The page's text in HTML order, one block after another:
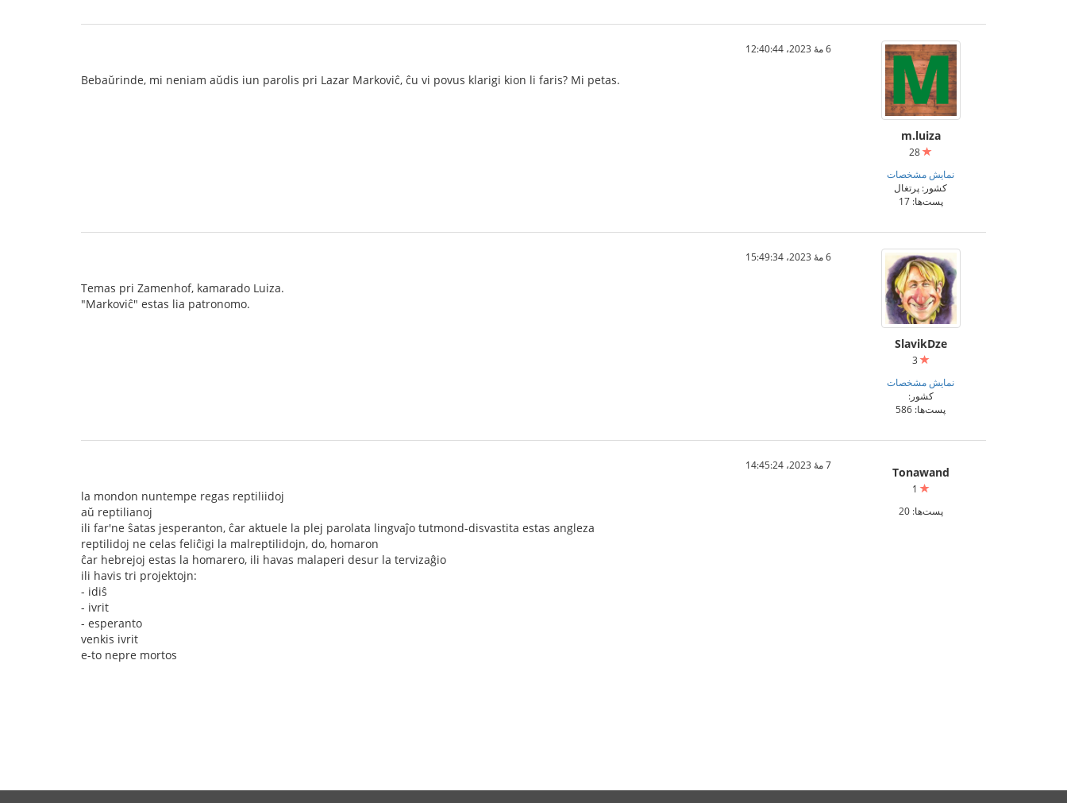
m.luiza
نمایش مشخصات
کشور: پرتغال
پست‌ها: 17
6 مهٔ 2023،‏ 12:40:44
Bebaŭrinde, mi neniam aŭdis iun parolis pri Lazar Markoviĉ, ĉu vi povus klarigi kion li faris? Mi petas.
SlavikDze
نمایش مشخصات
کشور:
پست‌ها: 586
6 مهٔ 2023،‏ 15:49:34
Temas pri Zamenhof, kamarado Luiza.
"Markoviĉ" estas lia patronomo.
Tonawand
پست‌ها: 20
7 مهٔ 2023،‏ 14:45:24
la mondon nuntempe regas reptiliidoj
aŭ reptilianoj
ili far'ne ŝatas jesperanton, ĉar aktuele la plej parolata lingvaĵo tutmond-disvastita estas angleza
reptilidoj ne celas feliĉigi la malreptilidojn, do, homaron
ĉar hebrejoj estas la homarero, ili havas malaperi desur la tervizaĝio
ili havis tri projektojn:
- idiŝ
- ivrit
- esperanto
venkis ivrit
e-to nepre mortos